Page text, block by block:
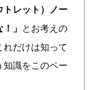
トレット）ノー
」 とお考えの
だけは知って
識をこのペー